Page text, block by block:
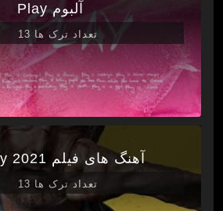
آلبوم Play
تعداد ترک ها 13
آهنگ های فیلم Nobody 2021
تعداد ترک ها 13